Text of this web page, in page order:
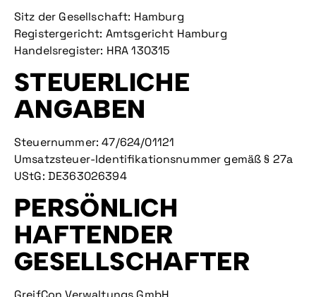
Sitz der Gesellschaft: Hamburg
Registergericht: Amtsgericht Hamburg
Handelsregister: HRA 130315
STEUERLICHE
ANGABEN
Steuernummer: 47/624/01121
Umsatzsteuer-Identifikationsnummer gemäß § 27a
UStG: DE363026394
PERSÖNLICH
HAFTENDER
GESELLSCHAFTER